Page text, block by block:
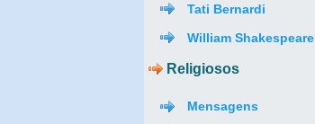
Tati Bernardi
William Shakespeare
Religiosos
Mensagens